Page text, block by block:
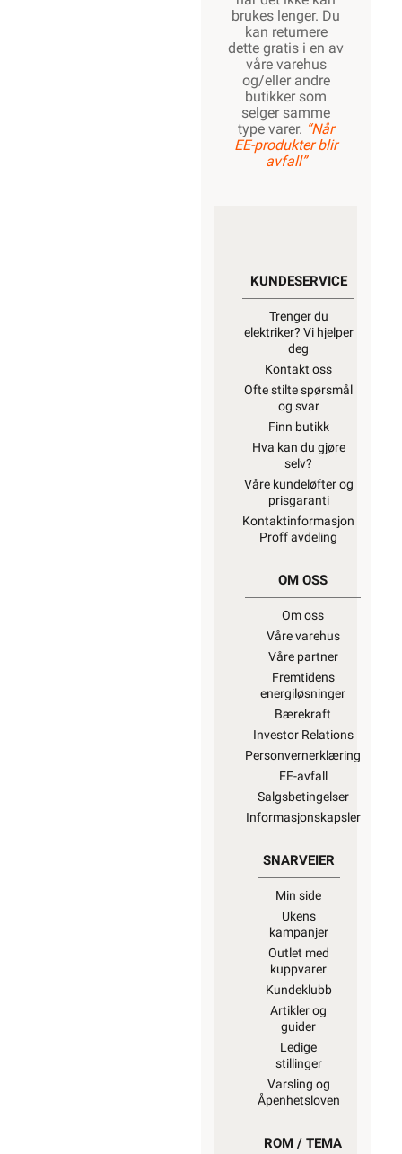
brukes lenger. Du
kan returnere
dette gratis i en av
våre varehus
og/eller andre
butikker som
selger samme
type varer. “Når
EE-produkter blir
avfall”
KUNDESERVICE
Trenger du
elektriker? Vi hjelper
deg
Kontakt oss
Ofte stilte spørsmål
og svar
Finn butikk
Hva kan du gjøre
selv?
Våre kundeløfter og
prisgaranti
Kontaktinformasjon
Proff avdeling
OM OSS
Om oss
Våre varehus
Våre partner
Fremtidens
energiløsninger
Bærekraft
Investor Relations
Personvernerklæring
EE-avfall
Salgsbetingelser
Informasjonskapsler
SNARVEIER
Min side
Ukens
kampanjer
Outlet med
kuppvarer
Kundeklubb
Artikler og
guider
Ledige
stillinger
Varsling og
Åpenhetsloven
ROM / TEMA